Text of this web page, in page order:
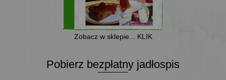
Zobacz w sklepie... KLIK
Pobierz bezpłatny jadłospis